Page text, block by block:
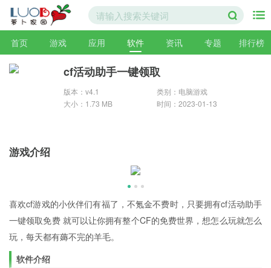
首页 游戏 应用 软件 资讯 专题 排行榜
cf活动助手一键领取
版本：v4.1
类别：电脑游戏
大小：1.73 MB
时间：2023-01-13
游戏介绍
喜欢cf游戏的小伙伴们有福了，不氪金不费时，只要拥有cf活动助手
一键领取免费 就可以让你拥有整个CF的免费世界，想怎么玩就怎么
玩，每天都有薅不完的羊毛。
软件介绍